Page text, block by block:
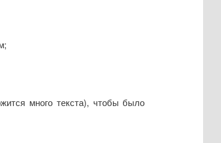
много текста), чтобы было